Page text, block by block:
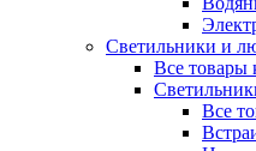
Светильники и
Все товары
Все